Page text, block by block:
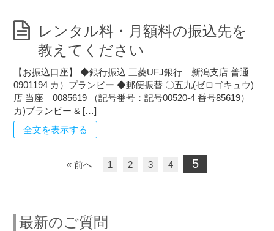
レンタル料・月額料の振込先を
教えてください
【お振込口座】 ◆銀行振込 三菱UFJ銀行 新潟支店 普通
0901194 カ）プランビー ◆郵便振替 〇五九(ゼロゴキュウ)
店 当座 0085619 （記号番号：記号00520-4 番号85619）
カ)プランビー & […]
全文を表示する
« 前へ 1 2 3 4 5
最新のご質問